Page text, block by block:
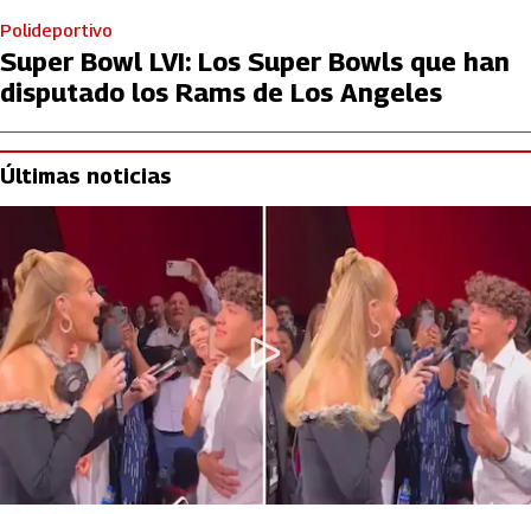
Polideportivo
Super Bowl LVI: Los Super Bowls que han
disputado los Rams de Los Angeles
Últimas noticias